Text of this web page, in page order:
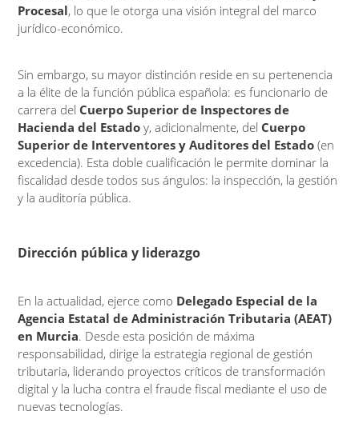
Procesal, lo que le otorga una visión integral del marco
jurídico-económico.
Sin embargo, su mayor distinción reside en su pertenencia
a la élite de la función pública española: es funcionario de
carrera del Cuerpo Superior de Inspectores de
Hacienda del Estado y, adicionalmente, del Cuerpo
Superior de Interventores y Auditores del Estado (en
excedencia). Esta doble cualificación le permite dominar la
fiscalidad desde todos sus ángulos: la inspección, la gestión
y la auditoría pública.
Dirección pública y liderazgo
En la actualidad, ejerce como Delegado Especial de la
Agencia Estatal de Administración Tributaria (AEAT)
en Murcia. Desde esta posición de máxima
responsabilidad, dirige la estrategia regional de gestión
tributaria, liderando proyectos críticos de transformación
digital y la lucha contra el fraude fiscal mediante el uso de
nuevas tecnologías.